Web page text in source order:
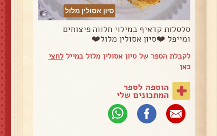
סלסלות קדאיף במילוי חלווה פיצוחים
ומייפל ❤️סיון אסולין מלול❤️
לקבלת הספר של סיון אסולין מלול במייללחצי
כאן
הוספה לספר
המתכונים שלי